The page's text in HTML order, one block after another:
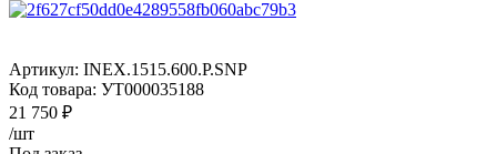
Артикул: INEX.1515.600.P.SNP
Код товара: УТ000035188
21 750 ₽
/шт